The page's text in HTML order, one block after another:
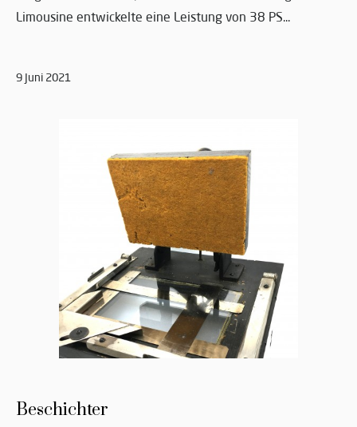
Limousine entwickelte eine Leistung von 38 PS...
9 Juni 2021
Beschichter